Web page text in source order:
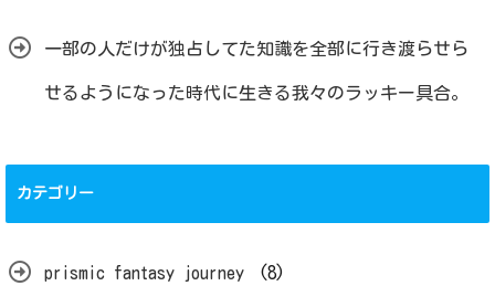
一部の人だけが独占してた知識を全部に行き渡らせら
せるようになった時代に生きる我々のラッキー具合。
カテゴリー
prismic fantasy journey (8)